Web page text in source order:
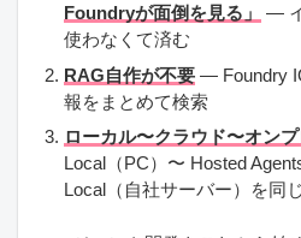
Foundryが面倒を見る」
—
使わなくて済む
RAG自作が不要— Foundry
報をまとめて検索
ローカル〜クラウド〜オン
Local（PC）〜 Hosted
Local（自社サーバー）を同